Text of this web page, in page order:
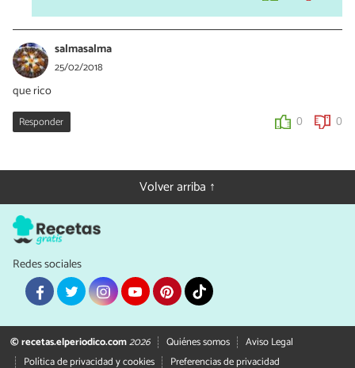
salmasalma
25/02/2018
que rico
Responder 0 0
Volver arriba ↑
Redes sociales
© recetas.elperiodico.com2026 Quiénes somos
Aviso Legal
Política de privacidad y cookies
Preferencias de privacidad